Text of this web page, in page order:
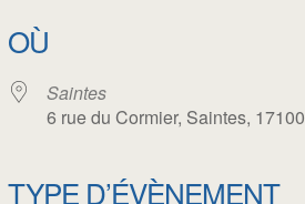
OÙ
Saintes
6 rue du Cormier, Saintes, 17100
TYPE D’ÉVÈNEMENT